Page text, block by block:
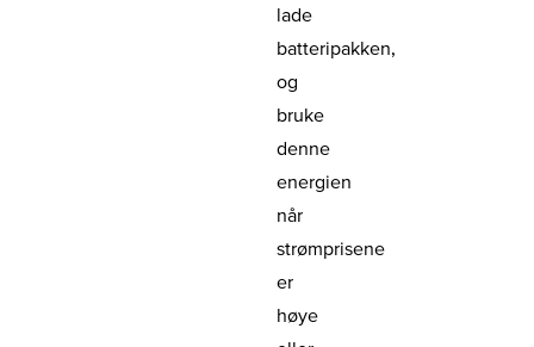
lade
batteripakken,
og
bruke
denne
energien
når
strømprisene
er
høye